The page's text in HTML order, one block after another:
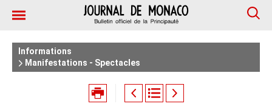
Informations
Manifestations - Spectacles